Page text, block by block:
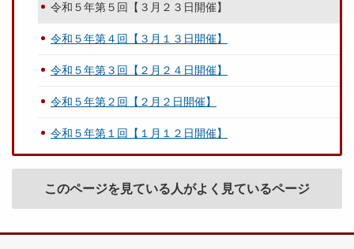
令和５年第５回【３月２３日開催】
令和５年第４回【３月１３日開催】
令和５年第３回【２月２４日開催】
令和５年第２回【２月２日開催】
令和５年第１回【１月１２日開催】
このページを見ている人がよく見ているページ